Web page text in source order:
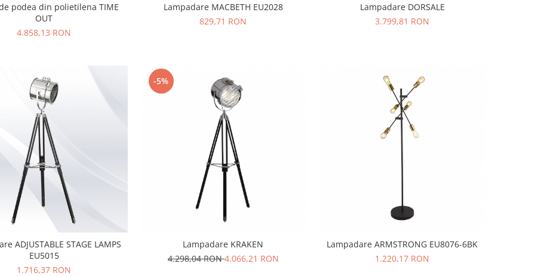
podea din polietilena TIME
OUT
4.858,13 RON
Lampadare MACBETH EU2028
829,71 RON
Lampadare DORSALE
3.799,81 RON
ADJUSTABLE STAGE LAMPS
EU5015
1.716,37 RON
-5%
Lampadare KRAKEN
4.298,04 RON4.066,21 RON
Lampadare ARMSTRONG EU8076-6BK
1.220,17 RON